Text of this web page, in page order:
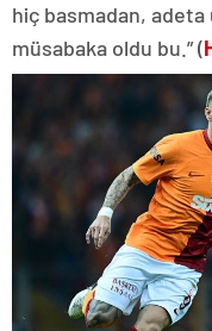
hiç basmadan, adeta
müsabaka oldu bu.” (